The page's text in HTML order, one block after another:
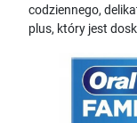
codziennego,
plus, który jest